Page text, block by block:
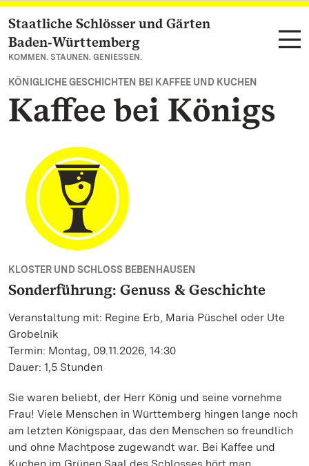
Zum Hauptinhalt springen
Staatliche Schlösser und Gärten
Baden‑Württemberg
KOMMEN. STAUNEN. GENIESSEN.
KÖNIGLICHE GESCHICHTEN BEI KAFFEE UND KUCHEN
Kaffee bei Königs
KLOSTER UND SCHLOSS BEBENHAUSEN
Sonderführung: Genuss & Geschichte
Veranstaltung mit: Regine Erb, Maria Püschel oder Ute
Grobelnik
Termin: Montag, 09.11.2026, 14:30
Dauer: 1,5 Stunden
Sie waren beliebt, der Herr König und seine vornehme
Frau! Viele Menschen in Württemberg hingen lange noch
am letzten Königspaar, das den Menschen so freundlich
und ohne Machtpose zugewandt war. Bei Kaffee und